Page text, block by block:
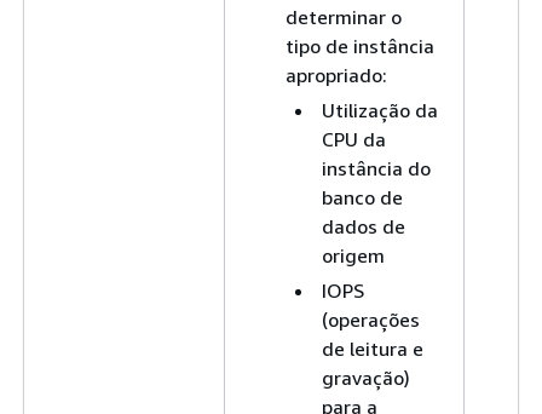
determinar o
tipo de instância
apropriado:
Utilização da
CPU da
instância do
banco de
dados de
origem
IOPS
(operações
de leitura e
gravação)
para a